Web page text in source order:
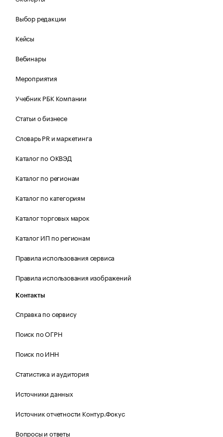
Выбор редакции
Кейсы
Вебинары
Мероприятия
Учебник РБК Компании
Статьи о бизнесе
Словарь PR и маркетинга
Каталог по ОКВЭД
Каталог по регионам
Каталог по категориям
Каталог торговых марок
Каталог ИП по регионам
Правила использования сервиса
Правила использования изображений
Контакты
Справка по сервису
Поиск по ОГРН
Поиск по ИНН
Статистика и аудитория
Источники данных
Источник отчетности Контур.Фокус
Вопросы и ответы